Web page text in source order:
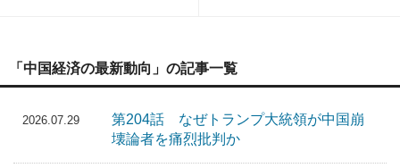
「中国経済の最新動向」の記事一覧
2026.07.29
第204話 なぜトランプ大統領が中国崩
壊論者を痛烈批判か